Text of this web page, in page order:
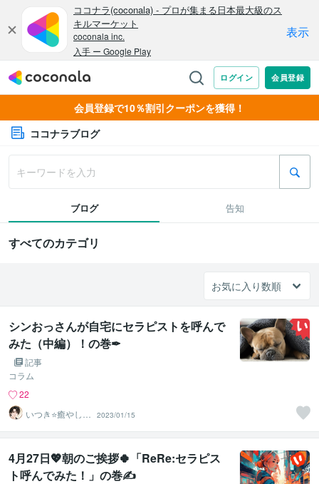
会員登録で10％割引クーポンを獲得！
ココナラブログ
ブログ 告知
すべてのカテゴリ
シンおっさんが自宅にセラピストを呼んで
みた（中編）！の巻✒
記事
コラム
22
いつき⭐️癒やし声
のお話相手
2023/01/15
4月27日💖朝のご挨拶🍀「ReRe:セラピス
ト呼んでみた！」の巻✍️